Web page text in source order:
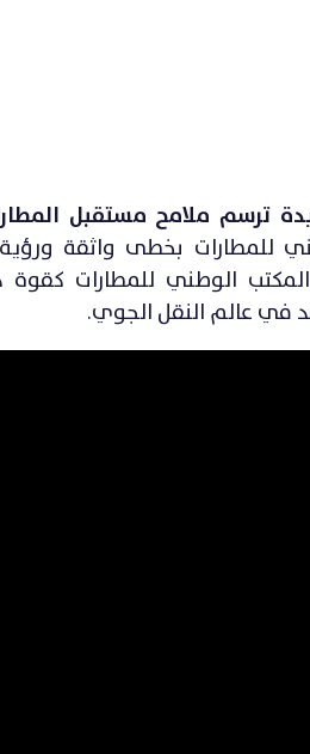
ترسم ملامح مستقبل
المكتب الوطني للمطارات
في عالم النقل الجوي.